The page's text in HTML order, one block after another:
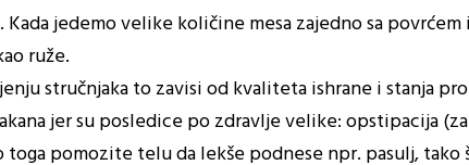
Kada jedemo velike količine mesa zajedno sa
ruže.
stručnjaka to zavisi od kvaliteta ishrane i stanja
jer su posledice po zdravlje velike: opstipacija
toga pomozite telu da lekše podnese npr. pasulj,